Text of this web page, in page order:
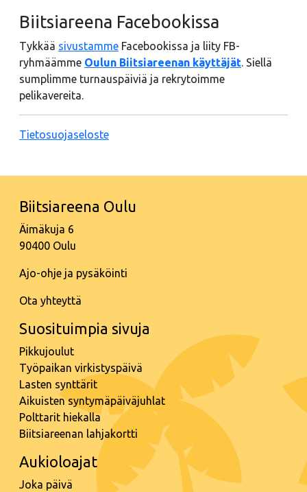
Biitsiareena Facebookissa
Tykkää sivustamme Facebookissa ja liity FB-
ryhmäämme Oulun Biitsiareenan käyttäjät. Siellä
sumplimme turnauspäiviä ja rekrytoimme
pelikavereita.
Tietosuojaseloste
Biitsiareena Oulu
Äimäkuja 6
90400 Oulu
Ajo-ohje ja pysäköinti
Ota yhteyttä
Suosituimpia sivuja
Pikkujoulut
Työpaikan virkistyspäivä
Lasten synttärit
Aikuisten syntymäpäiväjuhlat
Polttarit hiekalla
Biitsiareenan lahjakortti
Aukioloajat
Joka päivä